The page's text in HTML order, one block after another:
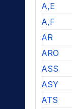
A,E
A,F
AR
ARO
ASS
ASY
ATS